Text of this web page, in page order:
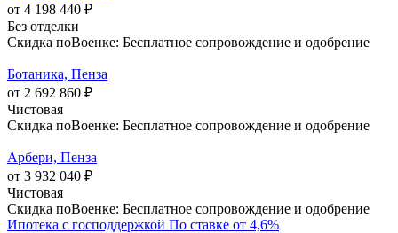
от 4 198 440 ₽
Без отделки
Скидка поВоенке: Бесплатное сопровождение и одобрение
Ботаника, Пенза
от 2 692 860 ₽
Чистовая
Скидка поВоенке: Бесплатное сопровождение и одобрение
Арбери, Пенза
от 3 932 040 ₽
Чистовая
Скидка поВоенке: Бесплатное сопровождение и одобрение
Ипотека с господдержкой По ставке от 4,6%